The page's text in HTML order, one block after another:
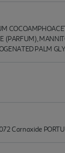
(PARFUM),
PALM
Carnaxide